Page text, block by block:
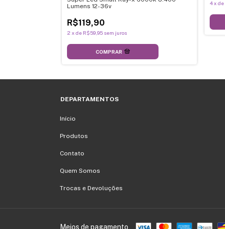
Lumens 12-36v
R$119,90
2 x de R$59,95 sem juros
COMPRAR
4x de
DEPARTAMENTOS
Início
Produtos
Contato
Quem Somos
Trocas e Devoluções
Meios de pagamento